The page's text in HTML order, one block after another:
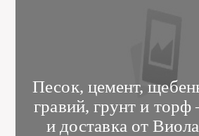
Песок, цемент,
гравий, грунт и
и доставка от